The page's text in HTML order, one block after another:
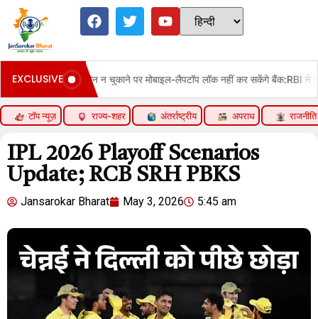
EXCLUSIVE
चुकाने पर मोबाइल-लैपटॉप लॉक नहीं कर सकेंगे बैंक:RBI ने रिकवरी के नियमों में बदलाव
टॉप न्यूज़ राज्य-शहर अंतर्राष्ट्रीय अपराध राजनीति
IPL 2026 Playoff Scenarios
Update; RCB SRH PBKS
Jansarokar Bharat May 3, 2026 5:45 am